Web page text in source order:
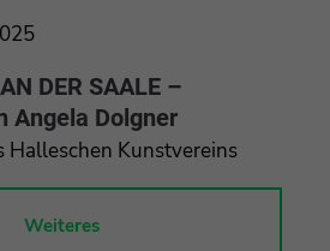
DER SAALE –
Angela Dolgner
Halleschen Kunstvereins
Weiteres